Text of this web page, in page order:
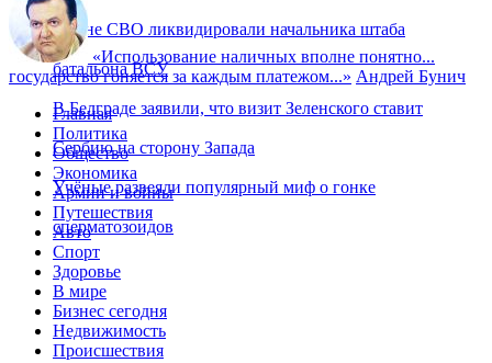
В зоне СВО ликвидировали начальника штаба
батальона ВСУ
В Белграде заявили, что визит Зеленского ставит
Сербию на сторону Запада
Учёные развеяли популярный миф о гонке
сперматозоидов
«Использование наличных вполне понятно...
государство гоняется за каждым платежом...» Андрей Бунич
Главная
Политика
Общество
Экономика
Армии и войны
Путешествия
Авто
Спорт
Здоровье
В мире
Бизнес сегодня
Недвижимость
Происшествия